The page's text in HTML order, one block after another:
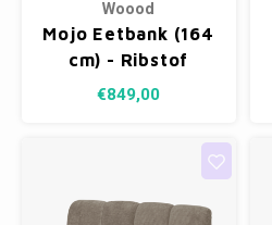
Woood
Mojo Eetbank (164
cm) - Ribstof
Roestbruin
€849,00